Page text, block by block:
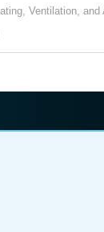
Ventilation, and